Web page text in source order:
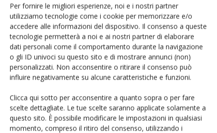
Per fornire le migliori esperienze, noi e i nostri partner
utilizziamo tecnologie come i cookie per memorizzare e/o
accedere alle informazioni del dispositivo. Il consenso a queste
tecnologie permetterà a noi e ai nostri partner di elaborare
dati personali come il comportamento durante la navigazione
o gli ID univoci su questo sito e di mostrare annunci (non)
personalizzati. Non acconsentire o ritirare il consenso può
influire negativamente su alcune caratteristiche e funzioni.
Clicca qui sotto per acconsentire a quanto sopra o per fare
scelte dettagliate. Le tue scelte saranno applicate solamente a
questo sito. È possibile modificare le impostazioni in qualsiasi
momento, compreso il ritiro del consenso, utilizzando i
L’ortofrutta di Extra Supermercati tra localismo e
Ai #Repartofresh
Non è una susina: è Metis… e può rivoluzionare la
categoria
Andamento prezzi ortofrutta in Italia al 27 luglio
Leonardo Odorizzi: “Dobbiamo creare stupore nel
punto di vendita” #vocidellortofrutta